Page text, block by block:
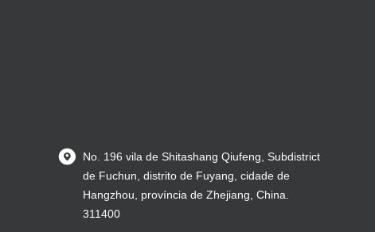
No. 196 vila de Shitashang Qiufeng, Subdistrict
de Fuchun, distrito de Fuyang, cidade de
Hangzhou, província de Zhejiang, China.
311400